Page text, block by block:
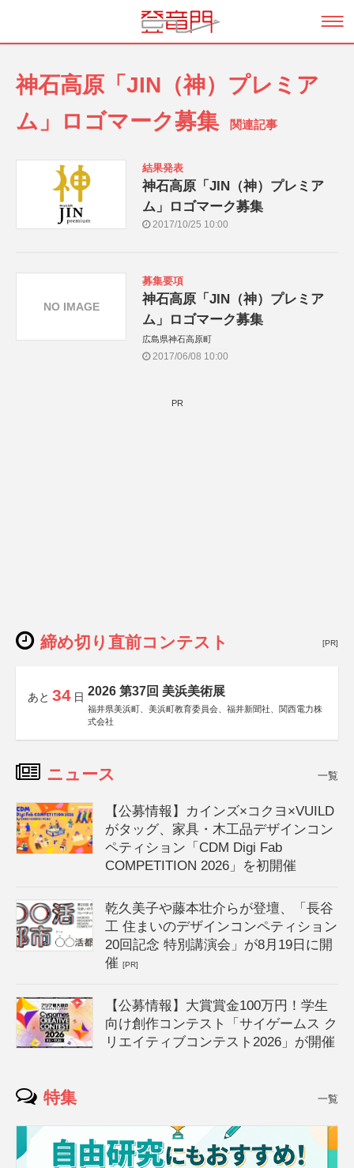
神石高原「JIN（神）プレミア
ム」ロゴマーク募集
関連記事
結果発表
神石高原「JIN（神）プレミア
ム」ロゴマーク募集
2017/10/25 10:00
募集要項
神石高原「JIN（神）プレミア
ム」ロゴマーク募集
広島県神石高原町
2017/06/08 10:00
NO IMAGE
PR
締め切り直前コンテスト [PR]
あと 34 日 2026 第37回 美浜美術展
福井県美浜町、美浜町教育委員会、福井新聞社、関西電力株
式会社
ニュース 一覧
【公募情報】カインズ×コクヨ×VUILD
がタッグ、家具・木工品デザインコン
ペティション「CDM Digi Fab
COMPETITION 2026」を初開催
乾久美子や藤本壮介らが登壇、「長谷
工 住まいのデザインコンペティション
20回記念 特別講演会」が8月19日に開
催[PR]
【公募情報】大賞賞金100万円！学生
向け創作コンテスト「サイゲームス ク
リエイティブコンテスト2026」が開催
特集 一覧